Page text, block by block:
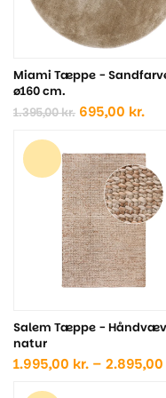
Miami Tæppe -
ø160 cm.
1.395,00kr. Den
var:
1.395,00 kr..
695,00 kr.Den
er:
Salem Tæppe -
natur
1.995,00 kr. – 2.895,00